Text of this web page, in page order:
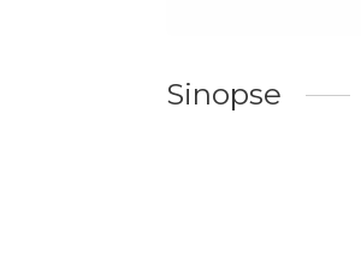
Sinopse